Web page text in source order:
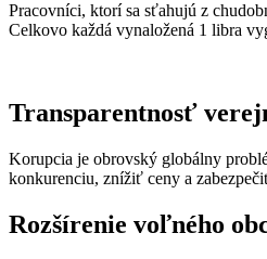
Pracovníci, ktorí sa sťahujú z
Celkovo každá vynaložená 1 libra
Transparentnosť
Korupcia je obrovský globálny
konkurenciu, znížiť ceny a
Rozšírenie voľného